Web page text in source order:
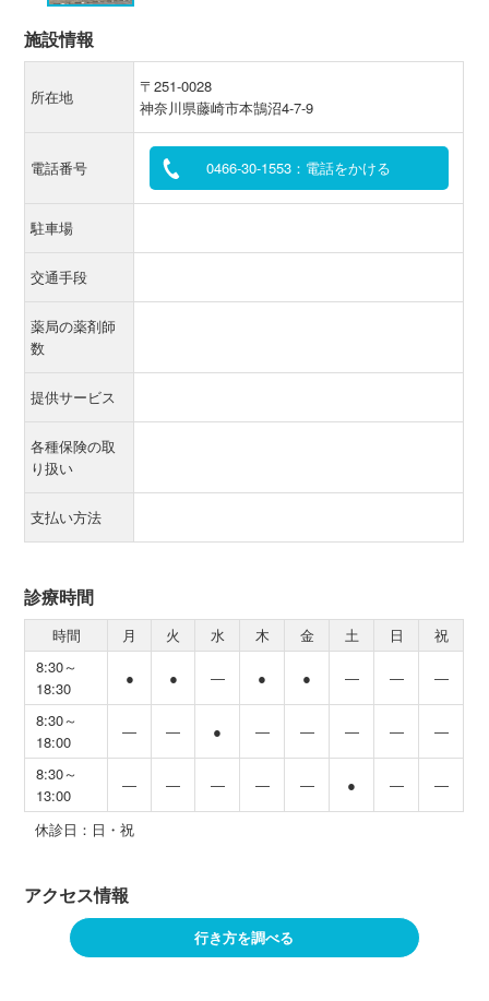
施設情報
所在地
〒251-0028
神奈川県藤崎市本鵠沼4-7-9
電話番号 0466-30-1553：電話をかける
駐車場
交通手段
薬局の薬剤師
数
提供サービス
各種保険の取
り扱い
支払い方法
診療時間
時間 月 火 水 木 金 土 日
祝
8:30～
18:30
● ● ― ● ● ― ― ―
8:30～
18:00
― ― ● ― ― ― ― ―
8:30～
13:00
― ― ― ― ― ● ― ―
休診日：日・祝
アクセス情報
行き方を調べる